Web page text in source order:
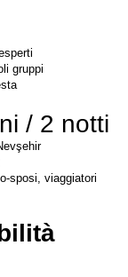
gruppi
/ 2 notti
sposi, viaggiatori